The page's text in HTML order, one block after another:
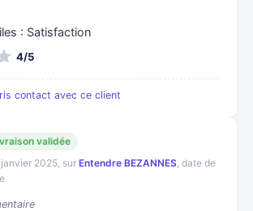
: Satisfaction
4/5
contact avec ce client
validée
2025, sur Entendre BEZANNES, date de